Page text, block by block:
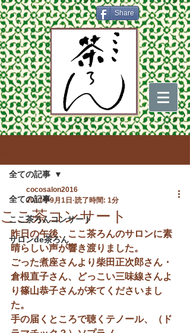
Share
全ての記事
ここ茶ろんコンサート
サロンde茶ろん
全ての記事
ここ茶コンサート
cocosalon2016
2017年9月1日 読了時間: 1分
昨日の午後、ここ茶ろんのサロンに素
晴らしい声が響き渡りました。
ごった煮座さんより柴田正次郎さん・
倉根直子さん、どっこい三味線さんよ
り篠山恭子さんが来てくださいまし
た。
手の届くところで聴くテノール、（ド